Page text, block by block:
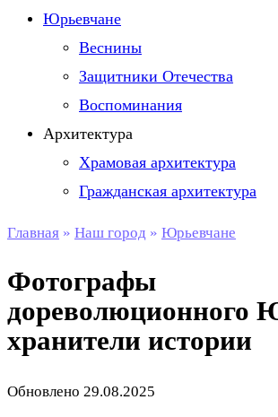
Юрьевчане
Веснины
Защитники Отечества
Воспоминания
Архитектура
Храмовая архитектура
Гражданская архитектура
Главная » Наш город » Юрьевчане
Фотографы
дореволюционного
хранители истории
Обновлено 29.08.2025